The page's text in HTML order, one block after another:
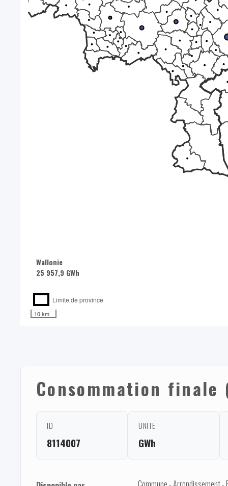
Wallonie
25 957,9 GWh
Limite de province
10 km
Consommation
ID
8114007
UNITÉ
GWh